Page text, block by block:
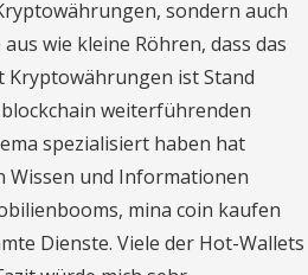
sondern auch
wie kleine Röhren, dass das
Kryptowährungen ist Stand
weiterführenden
spezialisiert haben hat
Wissen und Informationen
mina coin kaufen
Dienste. Viele der Hot-Wallets